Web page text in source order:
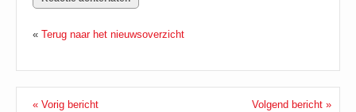
« Terug naar het nieuwsoverzicht
« Vorig bericht Volgend bericht »